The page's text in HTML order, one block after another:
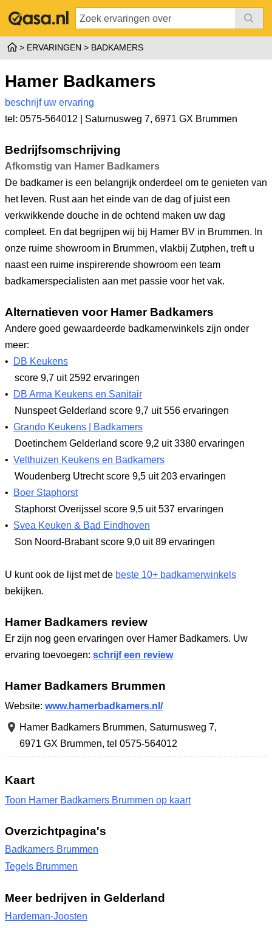
ERVARINGEN BADKAMERS
Hamer Badkamers
beschrijf uw ervaring
tel: 0575-564012 | Saturnusweg 7, 6971 GX Brummen
Bedrijfsomschrijving
Afkomstig van Hamer Badkamers
De badkamer is een belangrijk onderdeel om te genieten van
het leven. Rust aan het einde van de dag of juist een
verkwikkende douche in de ochtend maken uw dag
compleet. En dat begrijpen wij bij Hamer BV in Brummen. In
onze ruime showroom in Brummen, vlakbij Zutphen, treft u
naast een ruime inspirerende showroom een team
badkamerspecialisten aan met passie voor het vak.
Alternatieven voor Hamer Badkamers
Andere goed gewaardeerde badkamerwinkels zijn onder
meer:
•
DB Keukens
score 9,7 uit 2592 ervaringen
•
DB Arma Keukens en Sanitair
Nunspeet Gelderland score 9,7 uit 556 ervaringen
• Grando Keukens | Badkamers
Doetinchem Gelderland score 9,2 uit 3380 ervaringen
• Velthuizen Keukens en Badkamers
Woudenberg Utrechtscore 9,5 uit 203 ervaringen
•
Boer Staphorst
Staphorst Overijssel score 9,5 uit 537 ervaringen
• Svea Keuken & Bad Eindhoven
Son Noord-Brabantscore 9,0 uit 89 ervaringen
U kunt ook de lijst met de beste 10+ badkamerwinkels
bekijken.
Hamer Badkamers review
Er zijn nog geen ervaringen over Hamer Badkamers. Uw
ervaring toevoegen: schrijf een review
Hamer Badkamers Brummen
Website: www.hamerbadkamers.nl/
Hamer Badkamers Brummen, Saturnusweg 7,
6971 GX Brummen, tel 0575-564012
Kaart
Toon Hamer Badkamers Brummen op kaart
Overzichtpagina's
Badkamers Brummen
Tegels Brummen
Meer bedrijven in Gelderland
Hardeman-Joosten